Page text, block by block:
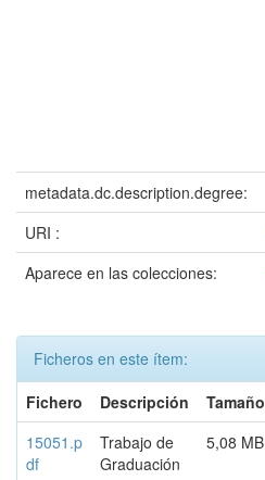
metadata.dc.description.degree:
URI :
Aparece en las colecciones:
Ficheros en este ítem:
Fichero
Descripción Tamaño
15051.p
df
Trabajo de
Graduación
5,08 MB